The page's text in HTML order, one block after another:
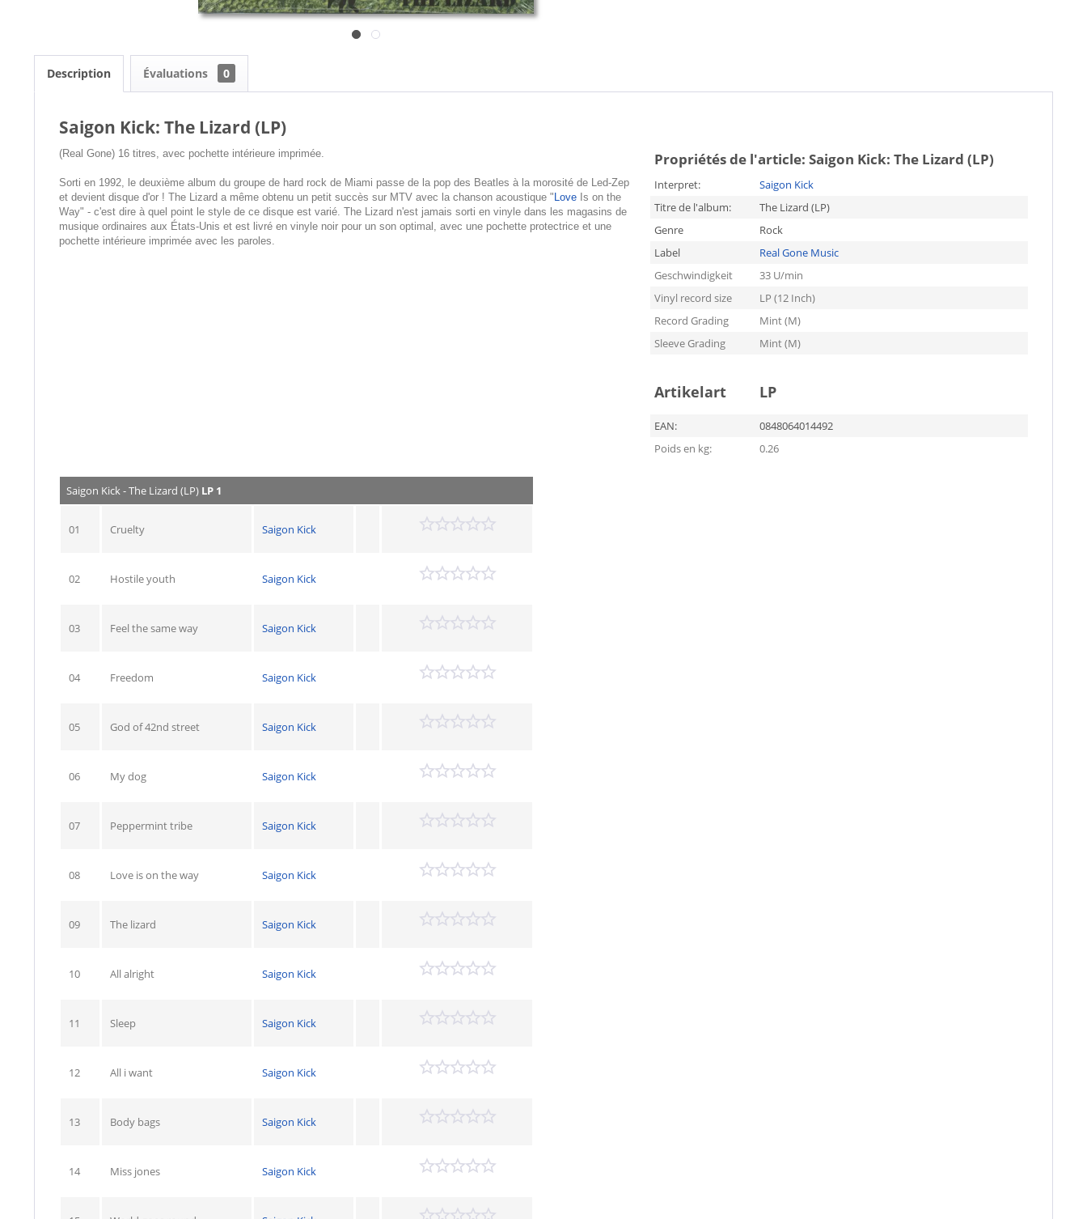
Description Évaluations 0
Saigon Kick: The Lizard (LP)
(Real Gone) 16 titres, avec pochette intérieure imprimée.
Sorti en 1992, le deuxième album du groupe de hard rock de Miami passe de la pop des Beatles à la morosité de Led-Zep
et devient disque d'or ! The Lizard a même obtenu un petit succès sur MTV avec la chanson acoustique " Love Is on the
Way" - c'est dire à quel point le style de ce disque est varié. The Lizard n'est jamais sorti en vinyle dans les magasins de
musique ordinaires aux États-Unis et est livré en vinyle noir pour un son optimal, avec une pochette protectrice et une
pochette intérieure imprimée avec les paroles.
Propriétés de l'article: Saigon Kick: The Lizard (LP)
Interpret:
Saigon Kick
Titre de l'album:
The Lizard (LP)
Genre
Rock
Label
Real Gone Music
Geschwindigkeit
33 U/min
Vinyl record size
LP (12 Inch)
Record Grading
Mint (M)
Sleeve Grading
Mint (M)
Artikelart LP
EAN:
0848064014492
Poids en kg:
0.26
Saigon Kick - The Lizard (LP) LP 1
01 Cruelty Saigon Kick
02 Hostile youth Saigon Kick
03 Feel the same way Saigon Kick
04 Freedom Saigon Kick
05 God of 42nd street Saigon Kick
06 My dog Saigon Kick
07 Peppermint tribe Saigon Kick
08 Love is on the way Saigon Kick
09 The lizard Saigon Kick
10 All alright Saigon Kick
11 Sleep Saigon Kick
12 All i want Saigon Kick
13 Body bags Saigon Kick
14 Miss jones Saigon Kick